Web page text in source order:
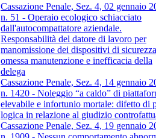
Cassazione Penale, Sez. 4, 02 gennaio
n. 51 - Operaio ecologico schiacciato
dall'autocompattatore aziendale.
Responsabilità del datore di lavoro per
manomissione dei dispositivi di
omessa manutenzione e inefficacia della
delega
Cassazione Penale, Sez. 4, 14 gennaio
n. 1420 - Noleggio “a caldo” di
elevabile e infortunio mortale: difetto di
logica in relazione al giudizio
Cassazione Penale, Sez. 4, 19 gennaio